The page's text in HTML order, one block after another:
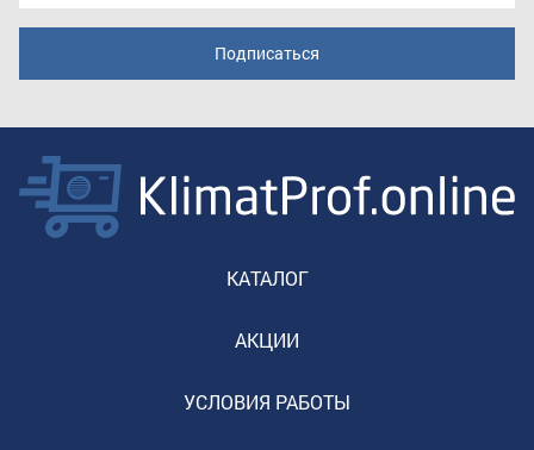
КАТАЛОГ
АКЦИИ
УСЛОВИЯ РАБОТЫ